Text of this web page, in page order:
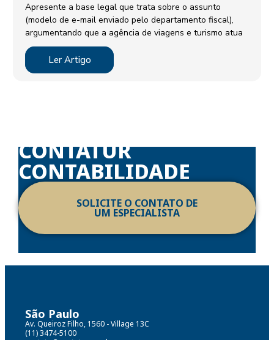
Apresente a base legal que trata sobre o assunto
(modelo de e-mail enviado pelo departamento fiscal),
argumentando que a agência de viagens e turismo atua
Ler Artigo
CONTATUR
CONTABILIDADE
SOLICITE O CONTATO DE
UM ESPECIALISTA
São Paulo
Av. Queiroz Filho, 1560 - Village 13C
(11) 3474-5100